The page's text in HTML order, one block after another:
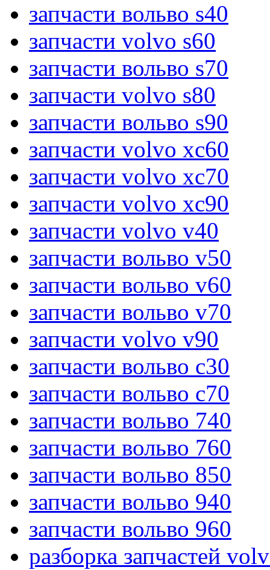
запчасти вольво s40
запчасти volvo s60
запчасти вольво s70
запчасти volvo s80
запчасти вольво s90
запчасти volvo xc60
запчасти volvo xc70
запчасти volvo xc90
запчасти volvo v40
запчасти вольво v50
запчасти вольво v60
запчасти вольво v70
запчасти volvo v90
запчасти вольво c30
запчасти вольво c70
запчасти вольво 740
запчасти вольво 760
запчасти вольво 850
запчасти вольво 940
запчасти вольво 960
разборка запчастей